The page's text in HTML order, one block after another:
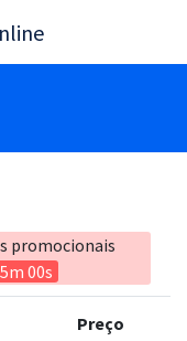
promocionais
00s
Preço